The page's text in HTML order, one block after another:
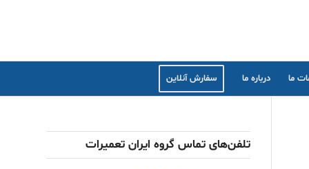
ما درباره ما سفارش آنلاین
تلفن‌های تماس گروه ایران تعمیرات